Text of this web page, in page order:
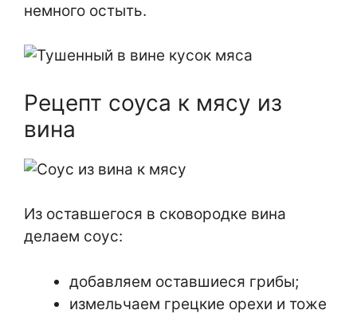
немного остыть.
Рецепт соуса к мясу из
вина
Из оставшегося в сковородке вина
делаем соус:
добавляем оставшиеся грибы;
измельчаем грецкие орехи и тоже